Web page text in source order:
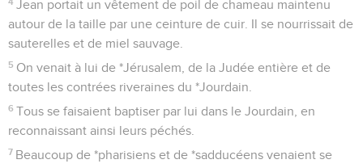
mêmes : « Nous sommes les descendants d’*Abraham. » Car,
regardez ces pierres : je vous déclare que Dieu peut en faire
des enfants d’Abraham.
10 Attention : la hache est déjà sur le point d’attaquer les
arbres à la racine. Tout arbre qui ne produit pas de bon fruit
sera coupé et jeté au feu.
11 —Moi, je vous baptise dans l’eau, en signe de votre
changement de vie. Mais quelqu’un vient après moi : il est